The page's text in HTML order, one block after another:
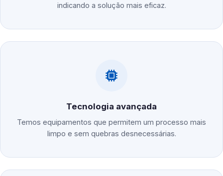
indicando a solução mais eficaz.
Tecnologia avançada
Temos equipamentos que permitem um processo mais
limpo e sem quebras desnecessárias.